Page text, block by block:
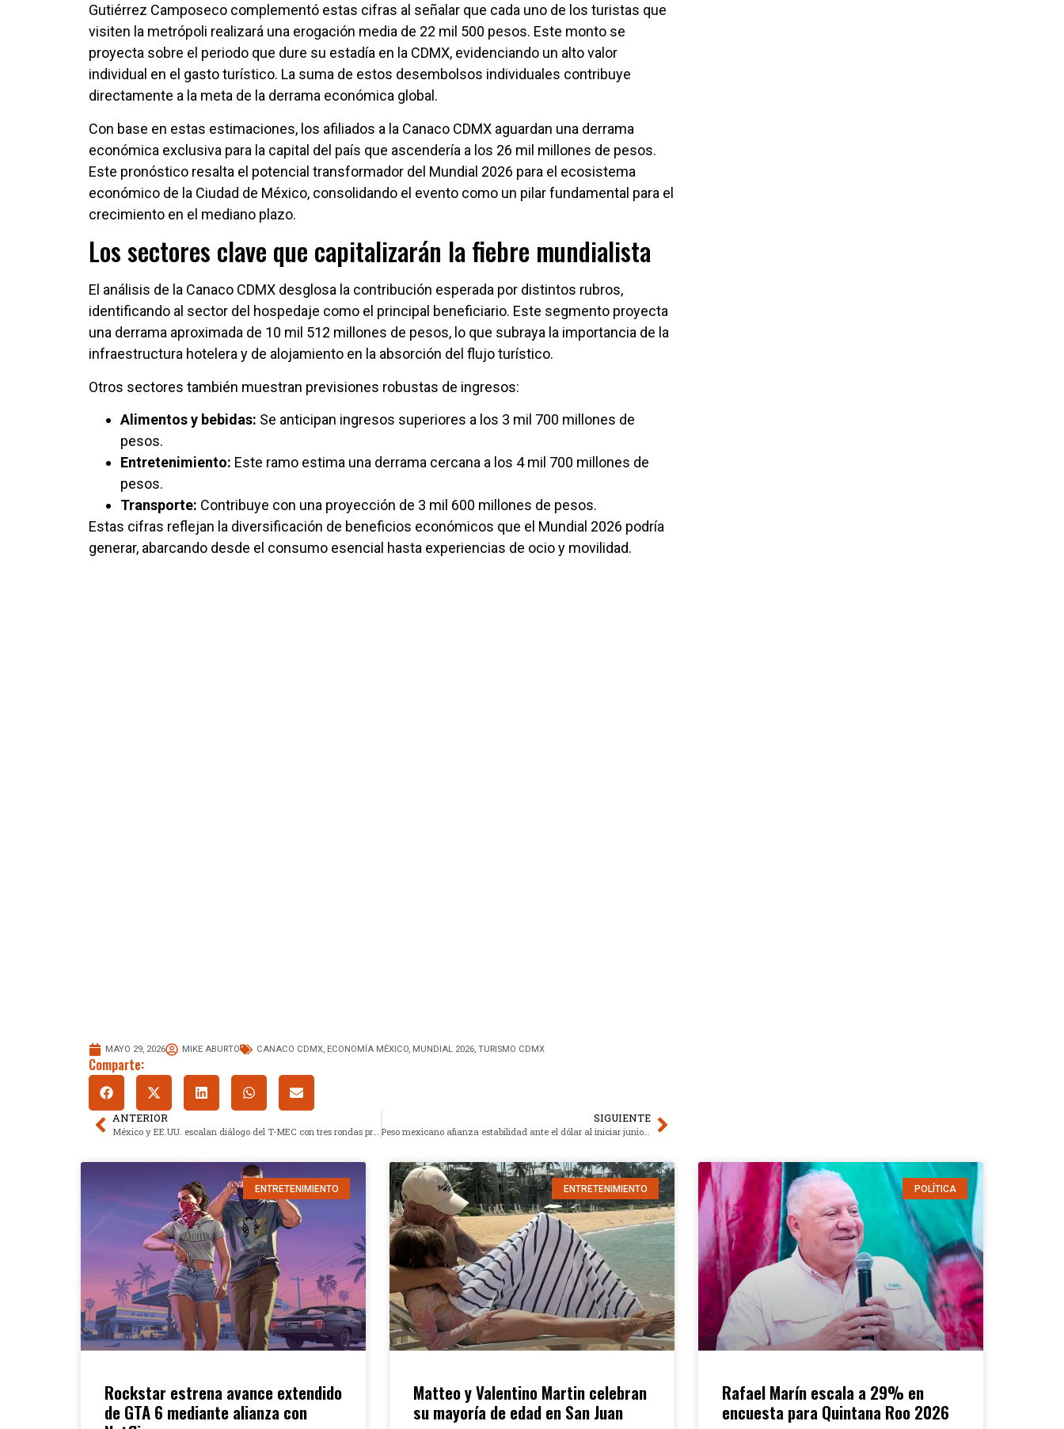
Gutiérrez Camposeco complementó estas cifras al señalar que cada uno de los turistas que
visiten la metrópoli realizará una erogación media de 22 mil 500 pesos. Este monto se
proyecta sobre el periodo que dure su estadía en la CDMX, evidenciando un alto valor
individual en el gasto turístico. La suma de estos desembolsos individuales contribuye
directamente a la meta de la derrama económica global.
Con base en estas estimaciones, los afiliados a la Canaco CDMX aguardan una derrama
económica exclusiva para la capital del país que ascendería a los 26 mil millones de pesos.
Este pronóstico resalta el potencial transformador del Mundial 2026 para el ecosistema
económico de la Ciudad de México, consolidando el evento como un pilar fundamental para el
crecimiento en el mediano plazo.
Los sectores clave que capitalizarán la fiebre mundialista
El análisis de la Canaco CDMX desglosa la contribución esperada por distintos rubros,
identificando al sector del hospedaje como el principal beneficiario. Este segmento proyecta
una derrama aproximada de 10 mil 512 millones de pesos, lo que subraya la importancia de la
infraestructura hotelera y de alojamiento en la absorción del flujo turístico.
Otros sectores también muestran previsiones robustas de ingresos:
Alimentos y bebidas: Se anticipan ingresos superiores a los 3 mil 700 millones de
pesos.
Entretenimiento: Este ramo estima una derrama cercana a los 4 mil 700 millones de
pesos.
Transporte: Contribuye con una proyección de 3 mil 600 millones de pesos.
Estas cifras reflejan la diversificación de beneficios económicos que el Mundial 2026 podría
generar, abarcando desde el consumo esencial hasta experiencias de ocio y movilidad.
MAYO 29, 2026 MIKE ABURTO CANACO CDMX, ECONOMÍA MÉXICO, MUNDIAL 2026, TURISMO CDMX
Comparte:
ANTERIOR
México y EE.UU. escalan diálogo del T-MEC con tres rondas programadas
SIGUIENTE
Peso mexicano afianza estabilidad ante el dólar al iniciar junio de 2026
ENTRETENIMIENTO
Rockstar estrena avance extendido
de GTA 6 mediante alianza con
ENTRETENIMIENTO
Matteo y Valentino Martin celebran
su mayoría de edad en San Juan
POLÍTICA
Rafael Marín escala a 29% en
encuesta para Quintana Roo 2026